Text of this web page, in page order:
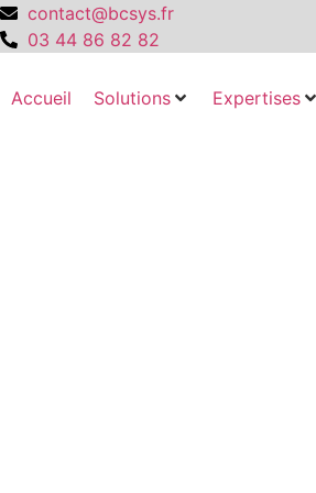
contact@bcsys.fr
03 44 86 82 82
Accueil Solutions Expertises